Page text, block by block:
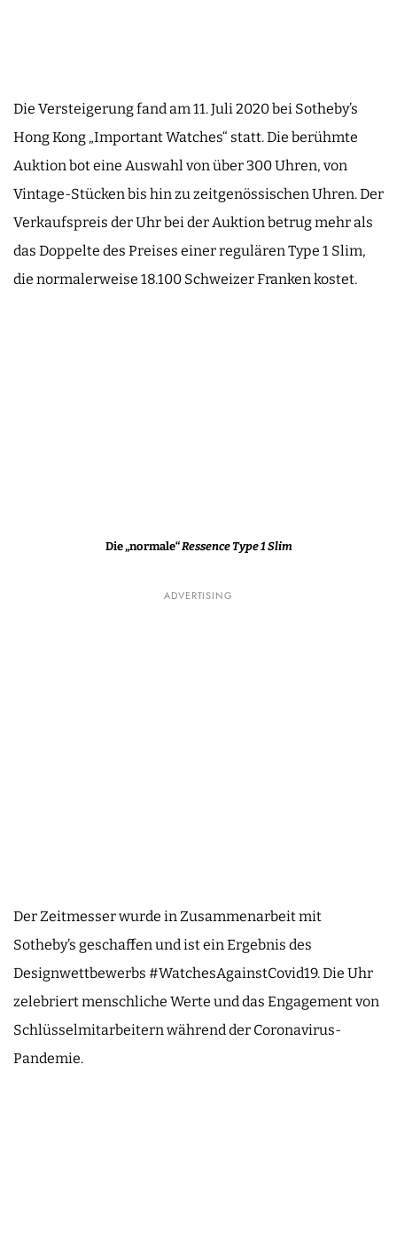
Die Versteigerung fand am 11. Juli 2020 bei Sotheby’s
Hong Kong „Important Watches“ statt. Die berühmte
Auktion bot eine Auswahl von über 300 Uhren, von
Vintage-Stücken bis hin zu zeitgenössischen Uhren. Der
Verkaufspreis der Uhr bei der Auktion betrug mehr als
das Doppelte des Preises einer regulären Type 1 Slim,
die normalerweise 18.100 Schweizer Franken kostet.
Die „normale“Ressence Type 1 Slim
ADVERTISING
Der Zeitmesser wurde in Zusammenarbeit mit
Sotheby’s geschaffen und ist ein Ergebnis des
Designwettbewerbs #WatchesAgainstCovid19. Die Uhr
zelebriert menschliche Werte und das Engagement von
Schlüsselmitarbeitern während der Coronavirus-
Pandemie.